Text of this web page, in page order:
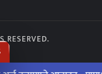
RESERVED.
PRIVERCY POLICY/